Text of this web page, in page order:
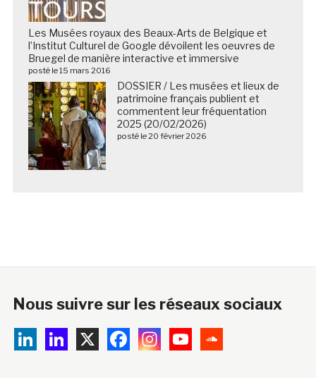
Les Musées royaux des Beaux-Arts de Belgique et
l’Institut Culturel de Google dévoilent les oeuvres de
Bruegel de manière interactive et immersive
posté le 15 mars 2016
DOSSIER / Les musées et lieux de
patrimoine français publient et
commentent leur fréquentation
2025 (20/02/2026)
posté le 20 février 2026
Nous suivre sur les réseaux sociaux